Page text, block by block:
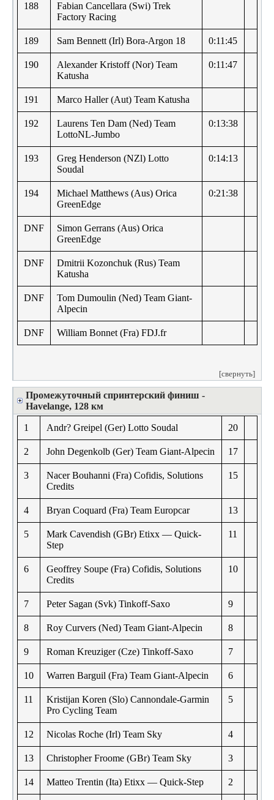
188
Fabian Cancellara (Swi) Trek
Factory Racing
189 Sam Bennett (Irl) Bora-Argon 18 0:11:45
190
Alexander Kristoff (Nor) Team
Katusha
0:11:47
191 Marco Haller (Aut) Team Katusha
192
Laurens Ten Dam (Ned) Team
LottoNL-Jumbo
0:13:38
193
Greg Henderson (NZl) Lotto
Soudal
0:14:13
194
Michael Matthews (Aus) Orica
GreenEdge
0:21:38
DNF
Simon Gerrans (Aus) Orica
GreenEdge
DNF
Dmitrii Kozonchuk (Rus) Team
Katusha
DNF
Tom Dumoulin (Ned) Team Giant-
Alpecin
DNF William Bonnet (Fra) FDJ.fr
[свернуть]
Промежуточный спринтерский финиш -
Havelange, 128 км
1 Andr? Greipel (Ger) Lotto Soudal 20
2 John Degenkolb (Ger) Team Giant-Alpecin 17
3
Nacer Bouhanni (Fra) Cofidis, Solutions
Credits
15
4 Bryan Coquard (Fra) Team Europcar 13
5
Mark Cavendish (GBr) Etixx — Quick-
Step
11
6
Geoffrey Soupe (Fra) Cofidis, Solutions
Credits
10
7 Peter Sagan (Svk) Tinkoff-Saxo 9
8 Roy Curvers (Ned) Team Giant-Alpecin 8
9 Roman Kreuziger (Cze) Tinkoff-Saxo 7
10 Warren Barguil (Fra) Team Giant-Alpecin 6
11
Kristijan Koren (Slo) Cannondale-Garmin
Pro Cycling Team
5
12 Nicolas Roche (Irl) Team Sky 4
13 Christopher Froome (GBr) Team Sky 3
14 Matteo Trentin (Ita) Etixx — Quick-Step 2